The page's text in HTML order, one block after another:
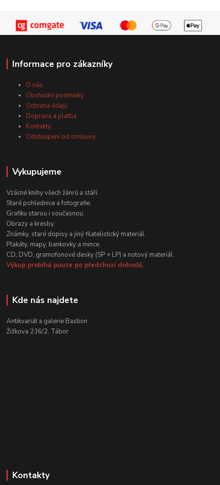
Informace pro zákazníky
O nás
Obchodní podmínky
Ochrana údajů
Doprava a platba
Kontakty
Odstoupení od smlouvy
Vykupujeme
Vzácné knihy všech žánrů a stáří.
Staré pohlednice a fotografie.
Grafiku starou i současnou.
Obrazy a kresby.
Známky, staré dopisy a jiný filatelistický materiál.
Plakáty, mapy, bankovky a mince.
CD, DVD, gramofonové desky (SP + LP) a notový materiál.
Výkup probíhá pouze po předchozí dohodě.
Kde nás najdete
Antikvariát a galerie Bastion
Žižkova 236/2, Tábor
Kontakty